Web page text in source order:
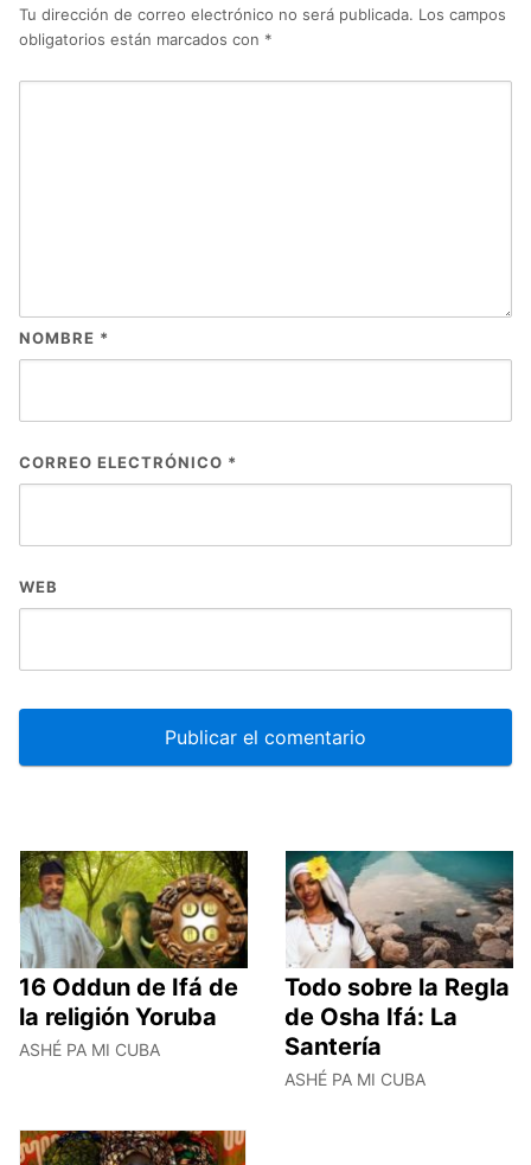
Tu dirección de correo electrónico no será publicada. Los campos
obligatorios están marcados con *
NOMBRE *
CORREO ELECTRÓNICO *
WEB
16 Oddun de Ifá de
la religión Yoruba
ASHÉ PA MI CUBA
Todo sobre la Regla
de Osha Ifá: La
Santería
ASHÉ PA MI CUBA